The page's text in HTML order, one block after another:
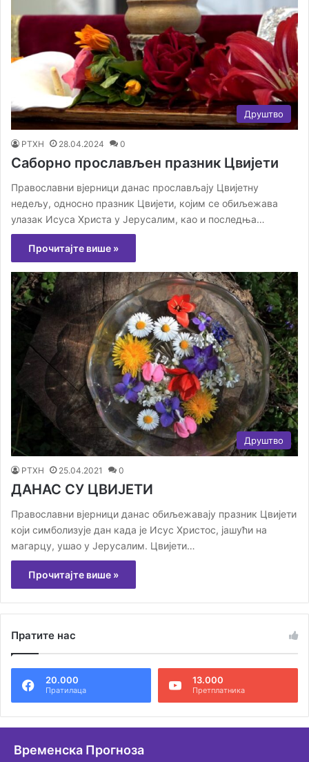
Друштво
РТХН 28.04.2024 0
Саборно прослављен празник Цвијети
Православни вјерници данас прослављају Цвијетну
недељу, односно празник Цвијети, којим се обиљежава
улазак Исуса Христа у Јерусалим, као и последња…
Прочитајте више »
Друштво
РТХН 25.04.2021 0
ДАНАС СУ ЦВИЈЕТИ
Православни вјерници данас обиљежавају празник Цвијети
који симболизује дан када је Исус Христос, јашући на
магарцу, ушао у Јерусалим. Цвијети…
Прочитајте више »
Пратите нас
20.000
Пратилаца
13.000
Претплатника
Временска Прогноза